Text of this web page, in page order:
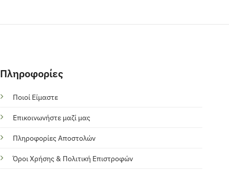
Πληροφορίες
Ποιοί Είμαστε
Επικοινωνήστε μαζί μας
Πληροφορίες Αποστολών
Όροι Χρήσης & Πολιτική Επιστροφών